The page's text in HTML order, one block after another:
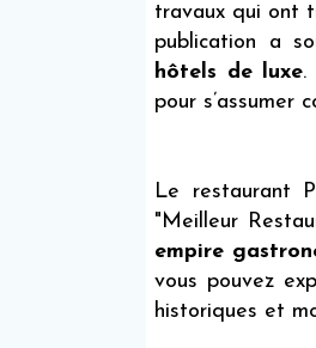
travaux qui ont
publication a
hôtels de luxe.
pour s’assumer
Le restaurant
"Meilleur
empire
vous pouvez
historiques et